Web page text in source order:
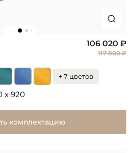
106 020 ₽
117 800 ₽
+ 7 цветов
x 920
комплектацию